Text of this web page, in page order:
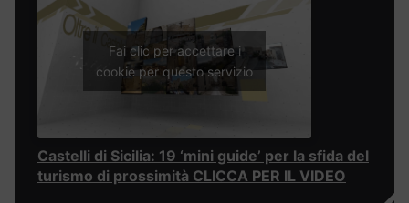
Fai clic per accettare i
cookie per questo servizio
Castelli di Sicilia: 19 ‘mini guide’ per la sfida del
turismo di prossimità CLICCA PER IL VIDEO